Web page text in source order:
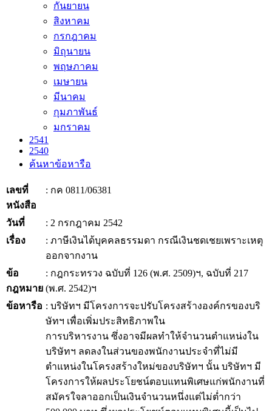
กันยายน
สิงหาคม
กรกฎาคม
มิถุนายน
พฤษภาคม
เมษายน
มีนาคม
กุมภาพันธ์
มกราคม
2541
2540
ค้นหาข้อหารือ
เลขที่
หนังสือ
: กค 0811/06381
วันที่
: 2 กรกฎาคม 2542
เรื่อง
: ภาษีเงินได้บุคคลธรรมดา กรณีเงินชดเชยเพราะเหตุ
ออกจากงาน
ข้อ
กฎหมาย
: กฎกระทรวง ฉบับที่ 126 (พ.ศ. 2509)ฯ, ฉบับที่ 217
(พ.ศ. 2542)ฯ
ข้อหารือ : บริษัทฯ มีโครงการจะปรับโครงสร้างองค์กรของบริ
ษัทฯ เพื่อเพิ่มประสิทธิภาพใน
การบริหารงาน ซึ่งอาจมีผลทำให้จำนวนตำแหน่งใน
บริษัทฯ ลดลงในส่วนของพนักงานประจำที่ไม่มี
ตำแหน่งในโครงสร้างใหม่ของบริษัทฯ นั้น บริษัทฯ มี
โครงการให้ผลประโยชน์ตอบแทนพิเศษแก่พนักงานที่
สมัครใจลาออกเป็นเงินจำนวนหนึ่งแต่ไม่ต่ำกว่า